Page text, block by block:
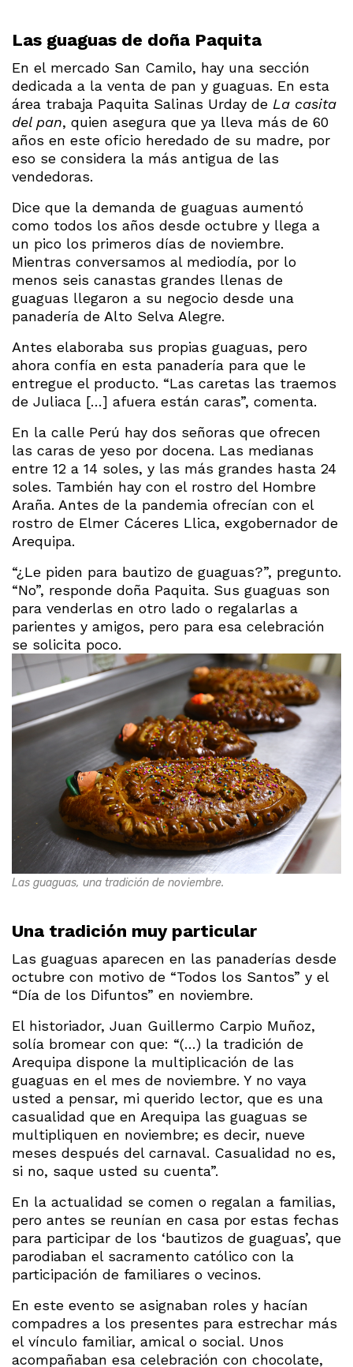
Las guaguas de doña Paquita
En el mercado San Camilo, hay una sección
dedicada a la venta de pan y guaguas. En esta
área trabaja Paquita Salinas Urday de La casita
del pan, quien asegura que ya lleva más de 60
años en este oficio heredado de su madre, por
eso se considera la más antigua de las
vendedoras.
Dice que la demanda de guaguas aumentó
como todos los años desde octubre y llega a
un pico los primeros días de noviembre.
Mientras conversamos al mediodía, por lo
menos seis canastas grandes llenas de
guaguas llegaron a su negocio desde una
panadería de Alto Selva Alegre.
Antes elaboraba sus propias guaguas, pero
ahora confía en esta panadería para que le
entregue el producto. “Las caretas las traemos
de Juliaca […] afuera están caras”, comenta.
En la calle Perú hay dos señoras que ofrecen
las caras de yeso por docena. Las medianas
entre 12 a 14 soles, y las más grandes hasta 24
soles. También hay con el rostro del Hombre
Araña. Antes de la pandemia ofrecían con el
rostro de Elmer Cáceres Llica, exgobernador de
Arequipa.
“¿Le piden para bautizo de guaguas?”, pregunto.
“No”, responde doña Paquita. Sus guaguas son
para venderlas en otro lado o regalarlas a
parientes y amigos, pero para esa celebración
se solicita poco.
Las guaguas, una tradición de noviembre.
Una tradición muy particular
Las guaguas aparecen en las panaderías desde
octubre con motivo de “Todos los Santos” y el
“Día de los Difuntos” en noviembre.
El historiador, Juan Guillermo Carpio Muñoz,
solía bromear con que: “(…) la tradición de
Arequipa dispone la multiplicación de las
guaguas en el mes de noviembre. Y no vaya
usted a pensar, mi querido lector, que es una
casualidad que en Arequipa las guaguas se
multipliquen en noviembre; es decir, nueve
meses después del carnaval. Casualidad no es,
si no, saque usted su cuenta”.
En la actualidad se comen o regalan a familias,
pero antes se reunían en casa por estas fechas
para participar de los ‘bautizos de guaguas’, que
parodiaban el sacramento católico con la
participación de familiares o vecinos.
En este evento se asignaban roles y hacían
compadres a los presentes para estrechar más
el vínculo familiar, amical o social. Unos
acompañaban esa celebración con chocolate,